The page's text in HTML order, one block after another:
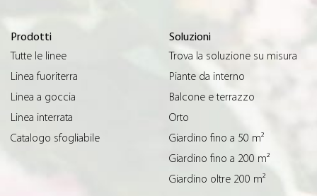
Prodotti
Tutte le linee
Linea fuoriterra
Linea a goccia
Linea interrata
Catalogo sfogliabile
Soluzioni
Trova la soluzione su misura
Piante da interno
Balcone e terrazzo
Orto
Giardino fino a 50 m²
Giardino fino a 200 m²
Giardino oltre 200 m²